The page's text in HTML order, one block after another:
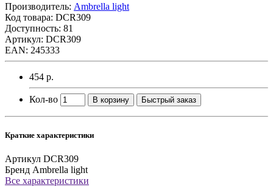
Производитель: Ambrella light
Код товара: DCR309
Доступность: 81
Артикул: DCR309
EAN: 245333
454 р.
Кол-во В корзину Быстрый заказ
Краткие характеристики
Артикул DCR309
Бренд Ambrella light
Все характеристики